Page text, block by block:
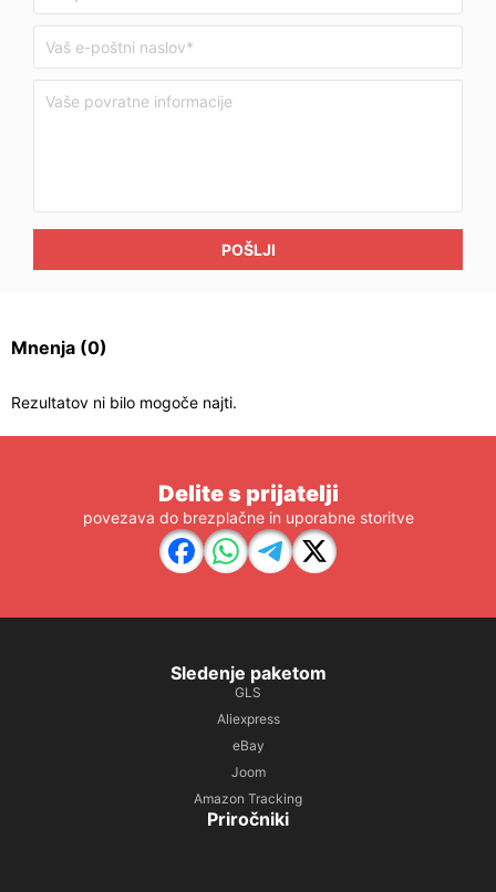
POŠLJI
Mnenja (0)
Rezultatov ni bilo mogoče najti.
Delite s prijatelji
povezava do brezplačne in uporabne storitve
Sledenje paketom
GLS
Aliexpress
eBay
Joom
Amazon Tracking
Priročniki